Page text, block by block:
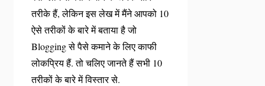
तरीके हैं, लेकिन इस लेख में मैंने आपको 10
ऐसे तरीकों के बारे में बताया है जो
Blogging से पैसे कमाने के लिए काफी
लोकप्रिय हैं. तो चलिए जानते हैं सभी 10
तरीकों के बारे में विस्तार से.